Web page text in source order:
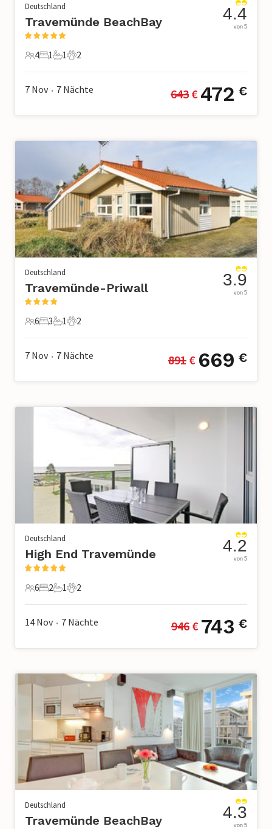
Deutschland
Travemünde BeachBay
4 Gäste
4
1 Schlafzimmer
1
1 Badezimmer
1
2 Haustiere
2
4.4
von 5
7 Nov • 7 Nächte 643 € 472 €
Deutschland
Travemünde-Priwall
6 Gäste
6
3 Schlafzimmer
3
1 Badezimmer
1
2 Haustiere
2
3.9
von 5
7 Nov • 7 Nächte 891 € 669 €
Deutschland
High End Travemünde
6 Gäste
6
2 Schlafzimmer
2
1 Badezimmer
1
2 Haustiere
2
4.2
von 5
14 Nov • 7 Nächte 946 € 743 €
Deutschland
Travemünde BeachBay 4.3
von 5